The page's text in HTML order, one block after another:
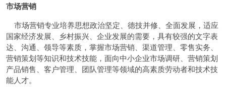
市场营销
市场营销专业培养思想政治坚定、德技并修、全面发展，适应
国家经济发展、乡村振兴、企业发展的需要，具有较强的文字表
达、沟通、领导等素质，掌握市场营销、渠道管理、零售实务、
营销策划等知识和技术技能，面向中小企业市场调研、营销策划
产品销售、客户管理、团队管理等领域的高素质劳动者和技术技
能人才。